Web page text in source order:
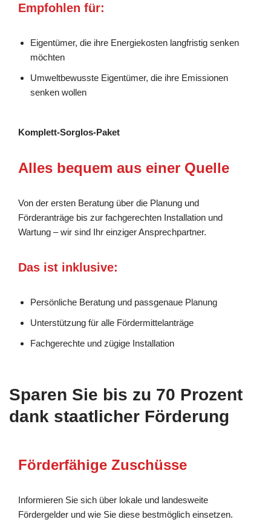
Empfohlen für:
Eigentümer, die ihre Energiekosten langfristig senken
möchten
Umweltbewusste Eigentümer, die ihre Emissionen
senken wollen
Komplett-Sorglos-Paket
Alles bequem aus einer Quelle
Von der ersten Beratung über die Planung und
Förderanträge bis zur fachgerechten Installation und
Wartung – wir sind Ihr einziger Ansprechpartner.
Das ist inklusive:
Persönliche Beratung und passgenaue Planung
Unterstützung für alle Fördermittelanträge
Fachgerechte und zügige Installation
Sparen Sie bis zu 70 Prozent
dank staatlicher Förderung
Förderfähige Zuschüsse
Informieren Sie sich über lokale und landesweite
Fördergelder und wie Sie diese bestmöglich einsetzen.